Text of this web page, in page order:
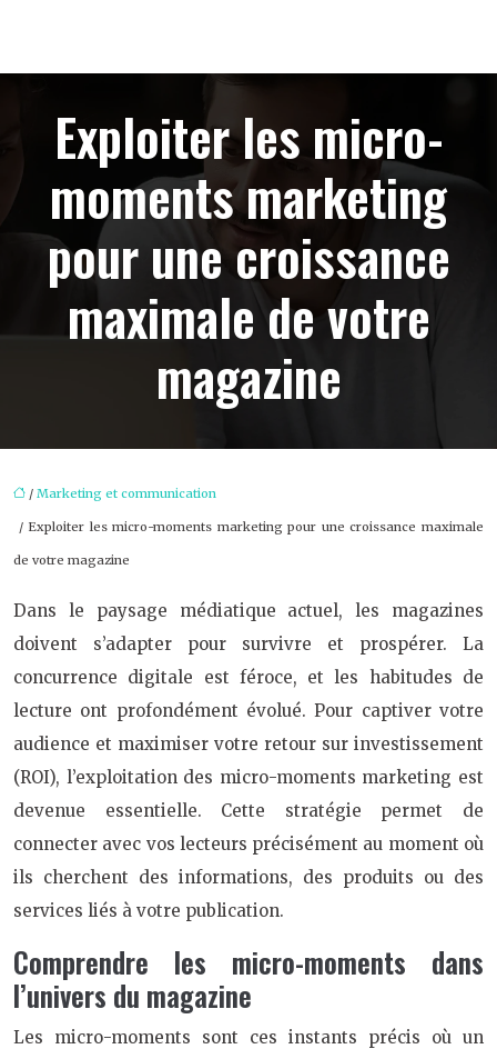
Exploiter les micro-
moments marketing
pour une croissance
maximale de votre
magazine
/ Marketing et communication
/ Exploiter les micro-moments marketing pour une croissance maximale
de votre magazine
Dans le paysage médiatique actuel, les magazines
doivent s’adapter pour survivre et prospérer. La
concurrence digitale est féroce, et les habitudes de
lecture ont profondément évolué. Pour captiver votre
audience et maximiser votre retour sur investissement
(ROI), l’exploitation des micro-moments marketing est
devenue essentielle. Cette stratégie permet de
connecter avec vos lecteurs précisément au moment où
ils cherchent des informations, des produits ou des
services liés à votre publication.
Comprendre les micro-moments dans
l’univers du magazine
Les micro-moments sont ces instants précis où un